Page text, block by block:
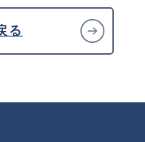
る